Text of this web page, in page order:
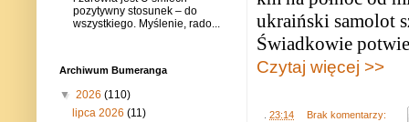
ukraiński samolot
Świadkowie
Czytaj więcej >>
23:14 Brak komentarzy:
pozytywny stosunek – do
wszystkiego. Myślenie, rado...
Archiwum Bumeranga
▼ 2026 (110)
lipca 2026(11)